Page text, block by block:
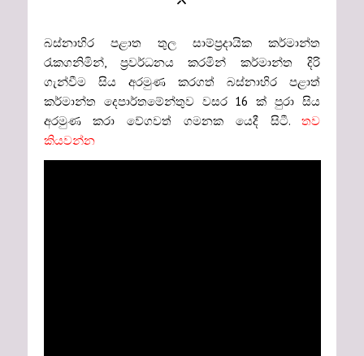
බස්නාහිර පළාත තුල සාම්ප්‍රදායික කර්මාන්ත
රැකගනිමින්, ප්‍රවර්ධනය කරමින් කර්මාන්ත දිරි
ගැන්වීම සිය අරමුණ කරගත් බස්නාහිර පළාත්
කර්මාන්ත දෙපාර්තමේන්තුව වසර 16 ක් පුරා සිය
අරමුණ කරා වේගවත් ගමනක යෙදී සිටී.තව
කියවන්න